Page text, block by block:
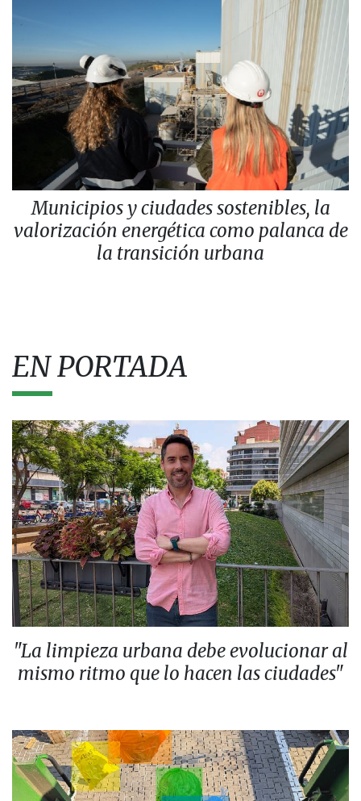
Municipios y ciudades sostenibles, la
valorización energética como palanca de
la transición urbana
EN PORTADA
"La limpieza urbana debe evolucionar al
mismo ritmo que lo hacen las ciudades"